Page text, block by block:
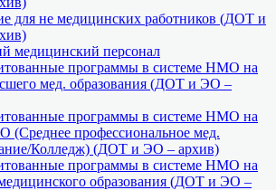
для не медицинских работников (ДОТ и
медицинский персонал
программы в системе НМО на
мед. образования (ДОТ и ЭО –
программы в системе НМО на
(Среднее профессиональное мед.
Колледж) (ДОТ и ЭО – архив)
программы в системе НМО на
образования (ДОТ и ЭО –